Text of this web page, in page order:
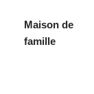
Maison de
famille